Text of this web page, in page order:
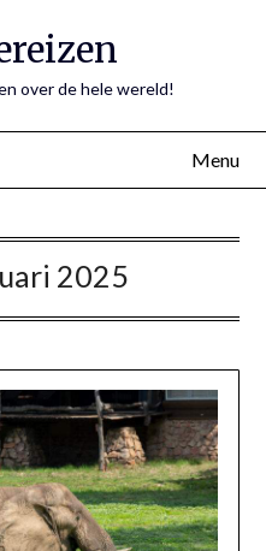
over de hele wereld!
Menu
2025